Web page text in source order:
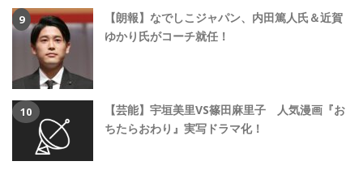
【朗報】なでしこジャパン、内田篤人氏＆近賀
ゆかり氏がコーチ就任！
【芸能】宇垣美里VS篠田麻里子 人気漫画『お
ちたらおわり』実写ドラマ化！